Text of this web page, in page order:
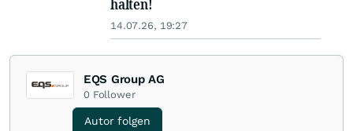
halten!
14.07.26, 19:27
EQS Group AG
0 Follower
Autor folgen